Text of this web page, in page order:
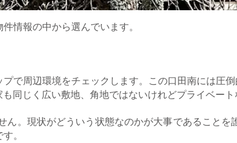
情報の中から選んでいます。
で周辺環境をチェックします。この口田南には圧
じく広い敷地、角地ではないけれどプライベート
。現状がどういう状態なのかが大事であること
。